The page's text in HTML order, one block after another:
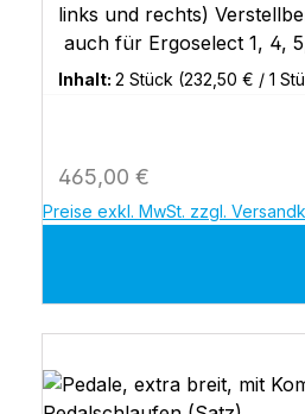
links und rechts)
auch für Ergoselect 1, 4,
Inhalt: 2 Stück (232,50 € / 1
Regulärer Preis:
465,00 €
Preise exkl. MwSt. zzgl.